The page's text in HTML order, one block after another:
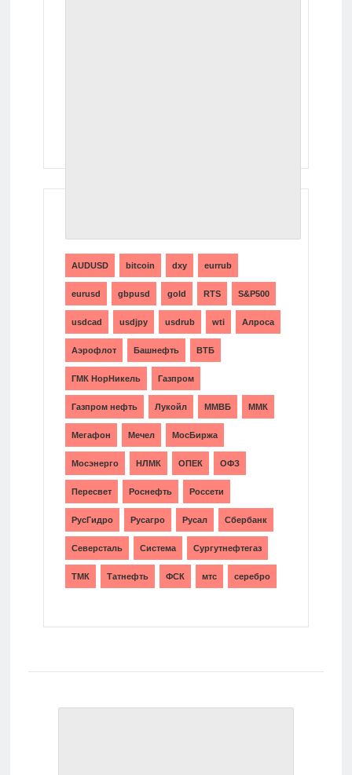
AUDUSD bitcoin dxy eurrub
eurusd gbpusd gold RTS S&P500
usdcad usdjpy usdrub wti Алроса
Аэрофлот Башнефть ВТБ
ГМК НорНикель Газпром
Газпром нефть Лукойл ММВБ ММК
Мегафон Мечел МосБиржа
Мосэнерго НЛМК ОПЕК ОФЗ
Пересвет Роснефть Россети
РусГидро Русагро Русал Сбербанк
Северсталь Система Сургутнефтегаз
ТМК Татнефть ФСК мтс серебро